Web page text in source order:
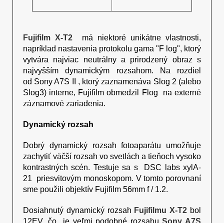
Fujifilm X-T2 má niektoré unikátne vlastnosti,
napríklad nastavenia protokolu gama "F log", ktorý
vytvára najviac neutrálny a prirodzený obraz s
najvyšším dynamickým rozsahom. Na rozdiel
od Sony A7S II , ktorý zaznamenáva Slog 2 (alebo
Slog3) interne, Fujifilm obmedzil Flog na externé
záznamové zariadenia.
Dynamický rozsah
Dobrý dynamický rozsah fotoaparátu umožňuje
zachytiť väčší rozsah vo svetlách a tieňoch vysoko
kontrastných scén. Testuje sa s DSC labs xylA-
21 priesvitovým monoskopom. V tomto porovnaní
sme použili objektív Fujifilm 56mm f / 1.2.
Dosiahnutý dynamický rozsah Fujifilmu X-T2 bol
12EV, čo je veľmi podobné rozsahuSony A7S